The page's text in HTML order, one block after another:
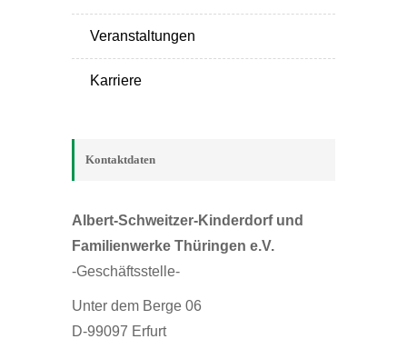
Veranstaltungen
Karriere
Kontaktdaten
Albert-Schweitzer-Kinderdorf und
Familienwerke Thüringen e.V.
-Geschäftsstelle-
Unter dem Berge 06
D-99097 Erfurt